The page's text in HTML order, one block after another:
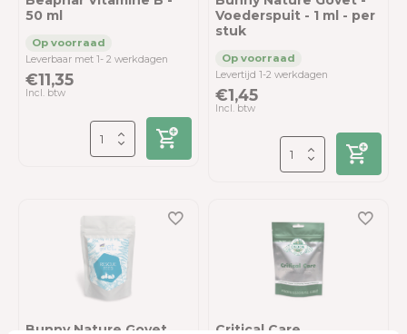
50 ml
Leverbaar met 1- 2 werkdagen
€11,35
Incl. btw
Voederspuit - 1 ml - per
stuk
Levertijd 1-2 werkdagen
€1,45
Incl. btw
Bunny Nature Govet Critical Care